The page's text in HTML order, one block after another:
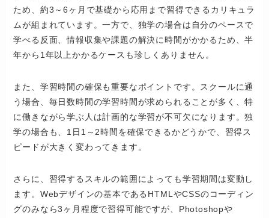
ため、約3～6ヶ月で基礎から応用まで習得できるカリキュラ
ムが組まれています。一方で、独学の場合は自分のペースで
学べる反面、情報収集や課題の解決に時間がかかるため、半
年から1年以上かかるケースも珍しくありません。
また、学習時間の確保も重要なポイントです。スクールに通
う場合、毎日数時間の学習時間が求められることが多く、特
に働きながら学ぶ人は計画的な学習が不可欠になります。独
学の場合も、1日1～2時間を確保できるかどうかで、習得ス
ピードが大きく変わってきます。
さらに、習得するスキルの範囲によっても学習期間は変動し
ます。Webデザインの基本であるHTMLやCSSのコーディン
グのみなら3ヶ月程度で習得可能ですが、Photoshopや